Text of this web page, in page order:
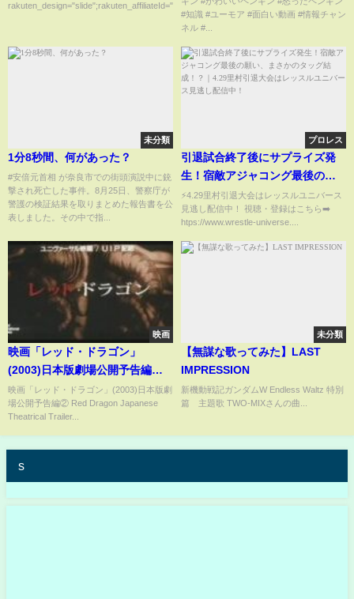
月16日
rakuten_design="slide";rakuten_affiliateId="00ed0224.63...
#知識 #ユーモア #面白い動画 #情報チャン
ネル #...
未分類
1分8秒間、何があった？
#安倍元首相 が奈良市での街頭演説中に銃
撃され死亡した事件。8月25日、警察庁が
警護の検証結果を取りまとめた報告書を公
表しました。その中で指...
プロレス
引退試合終了後にサプライズ発
生！宿敵アジャコング最後の願
い、まさかのタッグ結成！？｜
4.29里村引退大会はレッスルユ
ニバース見逃し配信中！
⚡️4.29里村引退大会はレッスルユニバース
見逃し配信中！ 視聴・登録はこちら➡️
htps://www.wrestle-universe....
映画
映画「レッド・ドラゴン」
(2003)日本版劇場公開予告編②
Red Dragon Japanese
Theatrical Trailer
映画「レッド・ドラゴン」(2003)日本版劇
場公開予告編② Red Dragon Japanese
Theatrical Trailer...
未分類
【無謀な歌ってみた】LAST
IMPRESSION
新機動戦記ガンダムW Endless Waltz 特別
篇 主題歌 TWO-MIXさんの曲...
s